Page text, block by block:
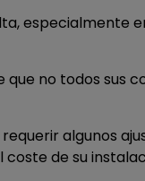
especialmente
no todos sus
algunos
de su